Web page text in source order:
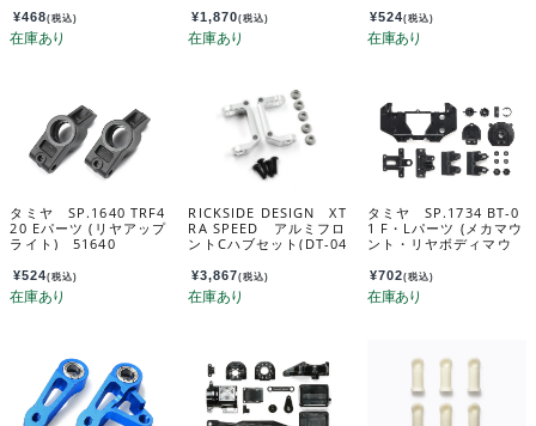
¥468(税込) ¥1,870(税込) ¥524(税込)
タミヤ SP.1640 TRF4
20 Eパーツ (リヤアップ
ライト) 51640
¥524(税込)
RICKSIDE DESIGN XT
RA SPEED アルミフロ
ントCハブセット(DT-04
¥3,867(税込)
タミヤ SP.1734 BT-0
1 F・Lパーツ (メカマウ
ント・リヤボディマウ
¥702(税込)